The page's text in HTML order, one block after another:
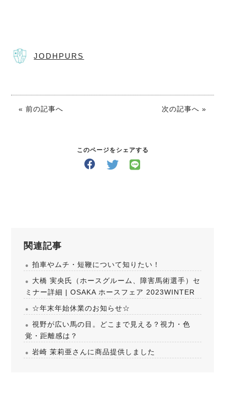
JODHPURS
« 前の記事へ 次の記事へ »
このページをシェアする
関連記事
拍車やムチ・短鞭について知りたい！
大橋 実央氏（ホースグルーム、障害馬術選手）セ
ミナー詳細 | OSAKA ホースフェア 2023WINTER
☆年末年始休業のお知らせ☆
視野が広い馬の目。どこまで見える？視力・色
覚・距離感は？
岩崎 茉莉亜さんに商品提供しました